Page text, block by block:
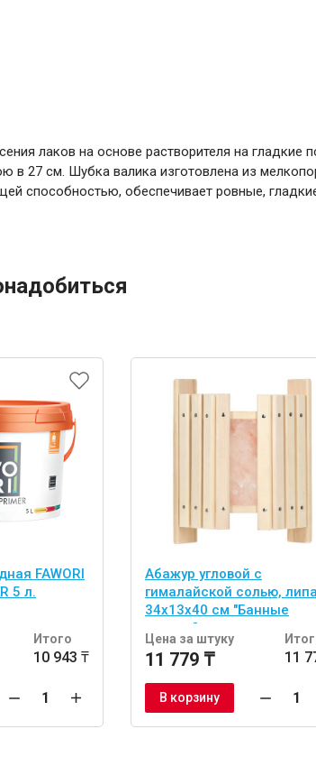
лаков на основе растворителя на
в 27 см. Шубка валика изготовлена из
способностью, обеспечивает ровные,
FAWORI
5 л.
Итого
10 943 ₸
Абажур угловой с
гималайской солью, липа
34х13х40 см "Банные
штучки"
Цена за штуку
11 779 ₸ 11
В корзину